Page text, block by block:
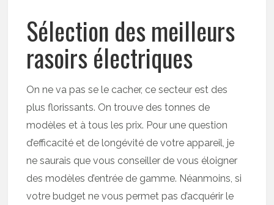
Sélection des meilleurs
rasoirs électriques
On ne va pas se le cacher, ce secteur est des
plus florissants. On trouve des tonnes de
modèles et à tous les prix. Pour une question
d’efficacité et de longévité de votre appareil, je
ne saurais que vous conseiller de vous éloigner
des modèles d’entrée de gamme. Néanmoins, si
votre budget ne vous permet pas d’acquérir le